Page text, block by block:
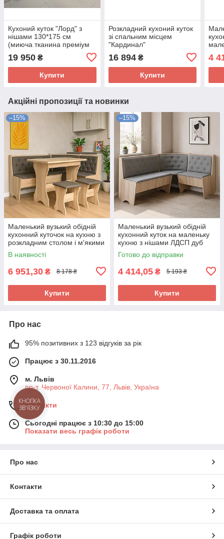
Кухоний куток "Лорд" з
нішами 130*175 см
(миюча тканина преміум
19 950 ₴
Купити
Розкладний кухоний куток
зі спальним місцем
"Кардинал"
16 894₴
Купити
4
Акційні пропозиції та новинки
–15%
Маленький вузький обідній
кухонний куточок на кухню з
розкладним столом і м'якими
табуретками ЛДСП дуб
сонома
В наявності
6 951,30 ₴ 8 178 ₴
Купити
–15%
Маленький вузький обідній
кухонний куток на маленьку
кухню з нішами ЛДСП дуб
сонома
Готово до відправки
4 414,05 ₴ 5 193 ₴
Купити
Про нас
95% позитивних з 123 відгуків за рік
Працює з 30.11.2016
м. Львів
пр-т. Червоної Калини, 77, Львів, Україна
Контакти
Сьогодні працює з 10:30 до 15:00
Показати весь графік роботи
Про нас
Контакти
Доставка та оплата
Графік роботи
КНОПКА
ЗВ'ЯЗКУ